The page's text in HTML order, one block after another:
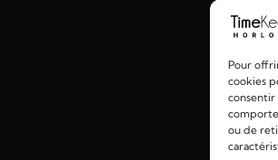
Pour
cookies
consentir
ou de